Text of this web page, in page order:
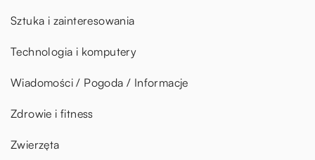
Sztuka i zainteresowania
Technologia i komputery
Wiadomości / Pogoda / Informacje
Zdrowie i fitness
Zwierzęta